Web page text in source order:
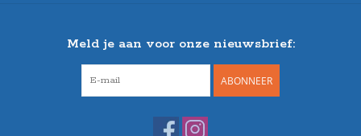
Meld je aan voor onze nieuwsbrief:
ABONNEER